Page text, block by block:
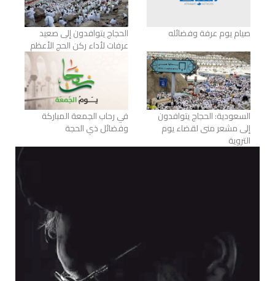
صيام يوم عرفة وفضائله الحجاج يتوافدون إلى صعيد
عرفات لأداء ركن الحج الأعظم
السعودية: الحجاج يتوافدون
إلى مشعر منى لقضاء يوم
التروية
في رحاب الجمعة المباركة
وفضائل ذي الحجة